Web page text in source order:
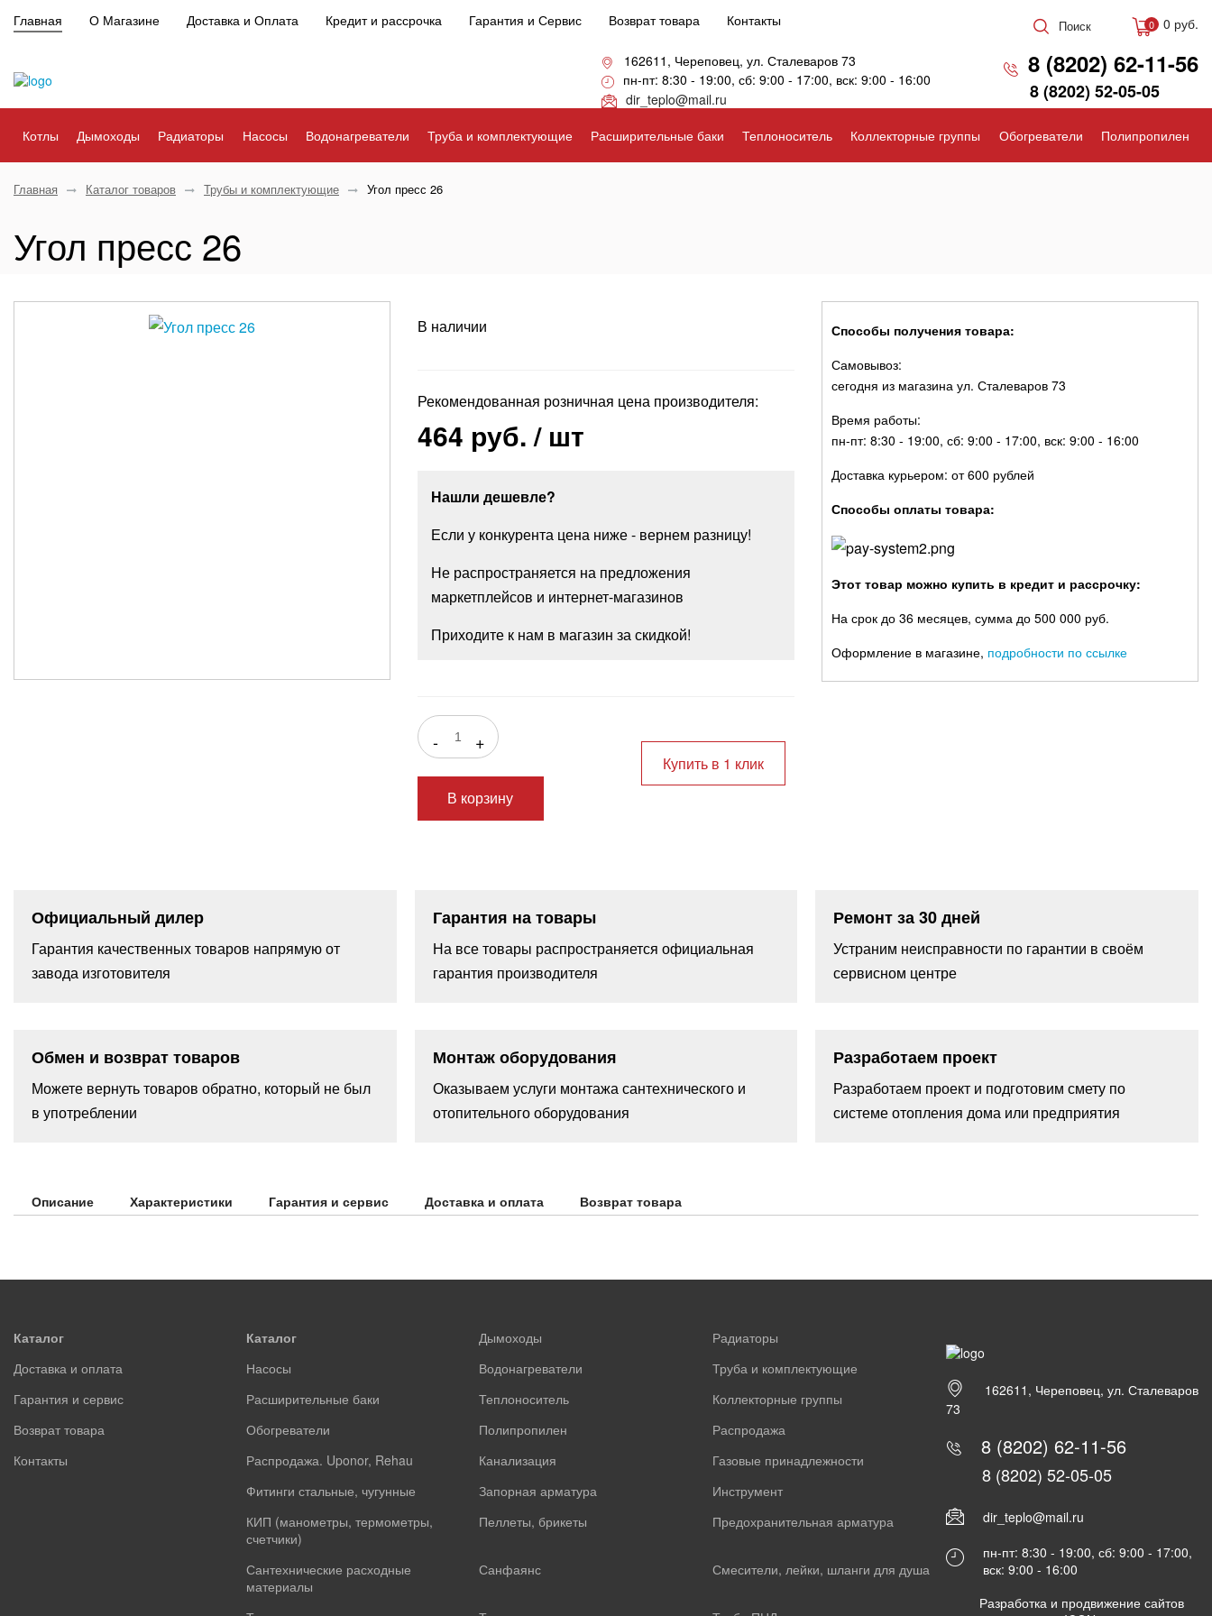
Главная О Магазине Доставка и Оплата Кредит и рассрочка Гарантия и Сервис Возврат товара Контакты Поиск 0 0 руб.
162611, Череповец, ул. Сталеваров 73
пн-пт: 8:30 - 19:00, сб: 9:00 - 17:00, вск: 9:00 - 16:00
dir_teplo@mail.ru
8 (8202) 62-11-56
8 (8202) 52-05-05
Котлы Дымоходы Радиаторы Насосы Водонагреватели Труба и комплектующие Расширительные баки Теплоноситель Коллекторные группы Обогреватели Полипропилен
Главная Каталог товаров Трубы и комплектующие Угол пресс 26
Угол пресс 26
В наличии
Рекомендованная розничная цена производителя:
464 руб./ шт
Нашли дешевле?
Если у конкурента цена ниже - вернем разницу!
Не распространяется на предложения
маркетплейсов и интернет-магазинов
Приходите к нам в магазин за скидкой!
- +
В корзину
Купить в 1 клик
Способы получения товара:
Самовывоз:
сегодня из магазина ул. Сталеваров 73
Время работы:
пн-пт: 8:30 - 19:00, сб: 9:00 - 17:00, вск: 9:00 - 16:00
Доставка курьером: от 600 рублей
Способы оплаты товара:
Этот товар можно купить в кредит и рассрочку:
На срок до 36 месяцев, сумма до 500 000 руб.
Оформление в магазине, подробности по ссылке
Официальный дилер
Гарантия качественных товаров напрямую от
завода изготовителя
Гарантия на товары
На все товары распространяется официальная
гарантия производителя
Ремонт за 30 дней
Устраним неисправности по гарантии в своём
сервисном центре
Обмен и возврат товаров
Можете вернуть товаров обратно, который не был
в употреблении
Монтаж оборудования
Оказываем услуги монтажа сантехнического и
отопительного оборудования
Разработаем проект
Разработаем проект и подготовим смету по
системе отопления дома или предприятия
Описание Характеристики Гарантия и сервис Доставка и оплата Возврат товара
Каталог
Доставка и оплата
Гарантия и сервис
Возврат товара
Контакты
Каталог Дымоходы
Радиаторы
Насосы
Водонагреватели
Труба и комплектующие
Расширительные баки
Теплоноситель
Коллекторные группы
Обогреватели
Полипропилен
Распродажа
Распродажа. Uponor, Rehau
Канализация
Газовые принадлежности
Фитинги стальные, чугунные
Запорная арматура
Инструмент
КИП (манометры, термометры,
счетчики)
Пеллеты, брикеты Предохранительная арматура
Сантехнические расходные
материалы
Санфаянс Смесители, лейки, шланги для душа
162611, Череповец, ул. Сталеваров
73
8 (8202) 62-11-56
8 (8202) 52-05-05
dir_teplo@mail.ru
пн-пт: 8:30 - 19:00, сб: 9:00 - 17:00,
вск: 9:00 - 16:00
Разработка и продвижение сайтов